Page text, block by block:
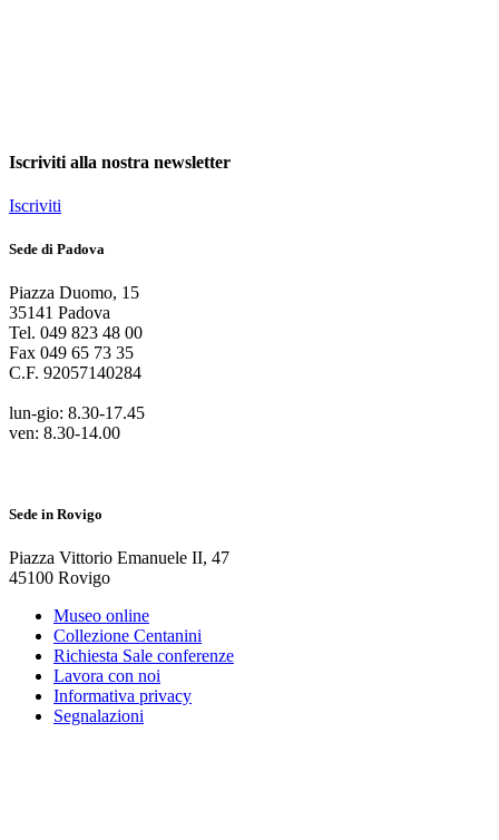
Iscriviti alla nostra newsletter
Iscriviti
Sede di Padova
Piazza Duomo, 15
35141 Padova
Tel. 049 823 48 00
Fax 049 65 73 35
C.F. 92057140284
lun-gio: 8.30-17.45
ven: 8.30-14.00
Sede in Rovigo
Piazza Vittorio Emanuele II, 47
45100 Rovigo
Museo online
Collezione Centanini
Richiesta Sale conferenze
Lavora con noi
Informativa privacy
Segnalazioni